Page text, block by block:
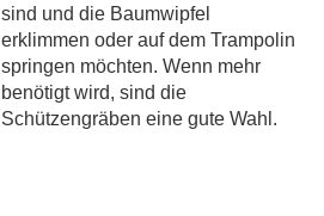
sind und die Baumwipfel
erklimmen oder auf dem Trampolin
springen möchten. Wenn mehr
benötigt wird, sind die
Schützengräben eine gute Wahl.